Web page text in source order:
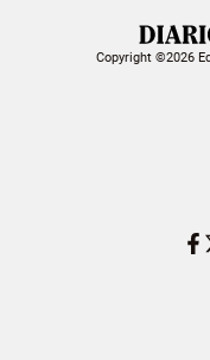
Copyright ©2026